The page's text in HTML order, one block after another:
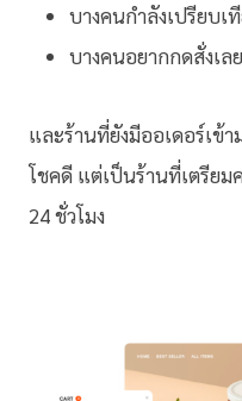
บางคนกำลังเปรียบเ
บางคนอยากกดสั่งเ
และร้านที่ยังมีออเดอร์เข้
โชคดี แต่เป็นร้านที่เตรีย
24 ชั่วโมง